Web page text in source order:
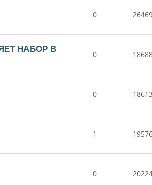
0
НАБОР В
0
0 18613
1
0